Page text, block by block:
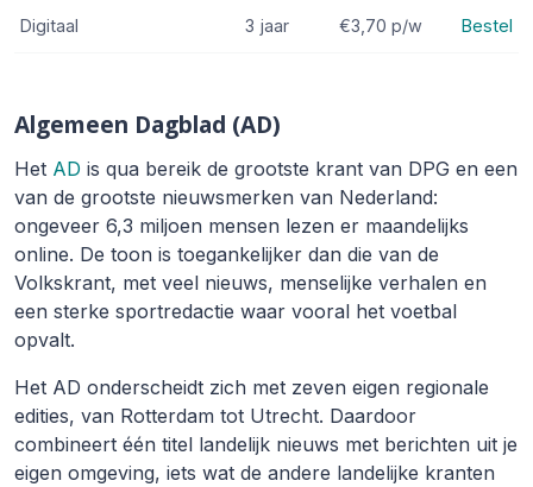
Digitaal 3 jaar €3,70 p/w Bestel
Algemeen Dagblad (AD)
Het AD is qua bereik de grootste krant van DPG en een
van de grootste nieuwsmerken van Nederland:
ongeveer 6,3 miljoen mensen lezen er maandelijks
online. De toon is toegankelijker dan die van de
Volkskrant, met veel nieuws, menselijke verhalen en
een sterke sportredactie waar vooral het voetbal
opvalt.
Het AD onderscheidt zich met zeven eigen regionale
edities, van Rotterdam tot Utrecht. Daardoor
combineert één titel landelijk nieuws met berichten uit je
eigen omgeving, iets wat de andere landelijke kranten